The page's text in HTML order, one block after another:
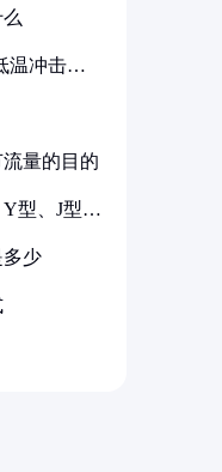
温冲击要
量的目的
型、J型、
少